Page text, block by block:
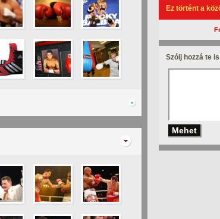
Ez történt a
Szólj hozzá te